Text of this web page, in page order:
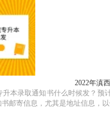
2022年滇
升本录取通知书什么时候发？
邮寄信息，尤其是地址信息，以